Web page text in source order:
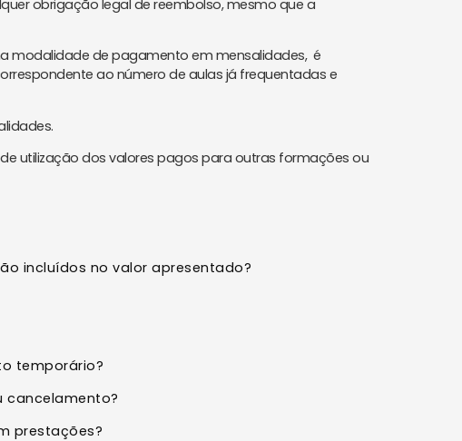
obrigação legal de reembolso, mesmo que a
modalidade de pagamento em mensalidades, é
ao número de aulas já frequentadas e
utilização dos valores pagos para outras formações ou
incluídos no valor apresentado?
temporário?
cancelamento?
prestações?